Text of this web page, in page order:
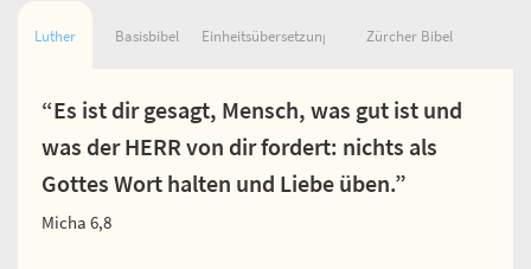
Luther Basisbibel Einheitsübersetzung Zürcher Bibel
“Es ist dir gesagt, Mensch, was gut ist und
was der HERR von dir fordert: nichts als
Gottes Wort halten und Liebe üben.”
Micha 6,8